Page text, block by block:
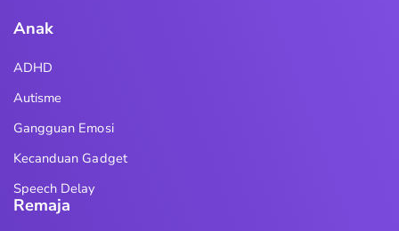
Anak
ADHD
Autisme
Gangguan Emosi
Kecanduan Gadget
Speech Delay
Remaja